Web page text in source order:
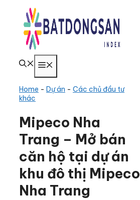
Chuyển
Home - Dự án - Các chủ đầu tư
khác
Mipeco Nha
Trang – Mở bán
căn hộ tại dự án
khu đô thị Mipeco
Nha Trang